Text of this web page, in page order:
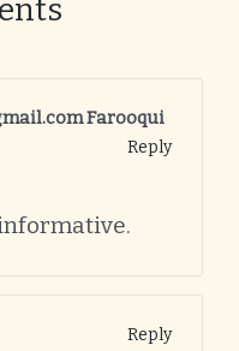
Farooqui
Reply
Reply